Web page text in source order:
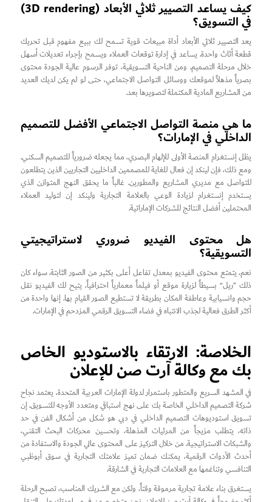
كيف يساعد التصيير ثلاثي الأبعاد (3D rendering)
في التسويق؟
يعد التصيير ثلاثي الأبعاد أداة مبيعات قوية تسمح لك ببيع مفهوم قبل تحريك
قطعة أثاث واحدة. يساعد في إدارة توقعات العملاء ويسمح بإجراء تعديلات أسهل
خلال مرحلة التصميم. ومن الناحية التسويقية، توفر الرسوم عالية الجودة محتوى
بصرياً مذهلاً لموقعك ووسائل التواصل الاجتماعي، حتى لو لم يكن لديك العديد
من المشاريع المادية المكتملة لتصويرها بعد.
ما هي منصة التواصل الاجتماعي الأفضل للتصميم
الداخلي في الإمارات؟
يظل إنستغرام المنصة الأولى للإلهام البصري، مما يجعله ضرورياً للتصميم السكني.
ومع ذلك، فإن لينكد إن فعال للغاية للمصممين الداخليين التجاريين الذين يتطلعون
للتواصل مع مديري المشاريع والمطورين. غالباً ما يحقق النهج المتوازن الذي
يستخدم إنستغرام لزيادة الوعي بالعلامة التجارية ولينكد إن لتوليد العملاء
المحتملين أفضل النتائج للشركات الإماراتية.
هل محتوى الفيديو ضروري لاستراتيجيتي
التسويقية؟
نعم، يتمتع محتوى الفيديو بمعدل تفاعل أعلى بكثير من الصور الثابتة. سواء كان
ذلك “ريل” بسيطاً لزيارة موقع أو فيلماً معمارياً احترافياً، يتيح لك الفيديو نقل
حجم وانسيابية وعاطفة المكان بطريقة لا تستطيع الصور القيام بها. إنها واحدة من
أكثر الطرق فعالية لجذب الانتباه في فضاء التسويق الرقمي المزدحم في الإمارات.
الخلاصة: الارتقاء بالاستوديو الخاص
بك مع وكالة آرت صن للإعلان
في المشهد السريع والمتطور باستمرار لدولة الإمارات العربية المتحدة، يعتمد نجاح
شركة التصميم الداخلي الخاصة بك على نهج استباقي ومتعدد الأوجه للتسويق. إن
تسويق استوديوهات التصميم الداخلي في دبي هو شكل من أشكال الفن في حد
ذاته، يتطلب مزيجاً من المرئيات المذهلة، وتحسين محركات البحث التقني،
والشبكات الاستراتيجية. من خلال التركيز على المحتوى عالي الجودة والاستفادة من
أحدث الأدوات الرقمية، يمكنك ضمان تميز علامتك التجارية في سوق أبوظبي
التنافسي وتناغمها مع العلامات التجارية في الشارقة.
يستغرق بناء علامة تجارية مرموقة وقتاً، ولكن مع الشريك المناسب، تصبح الرحلة